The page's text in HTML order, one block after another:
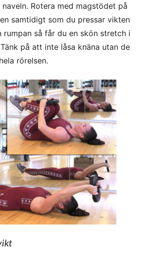
Rotera med magstödet på
samtidigt som du pressar vikten
rumpan så får du en skön stretch i
på att inte låsa knäna utan de
rörelsen.